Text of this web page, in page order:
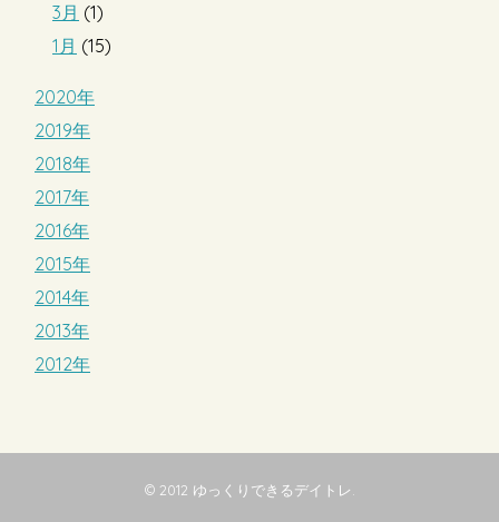
3月 (1)
1月 (15)
2020年
2019年
2018年
2017年
2016年
2015年
2014年
2013年
2012年
© 2012 ゆっくりできるデイトレ